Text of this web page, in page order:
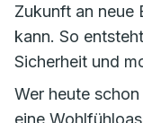
Zukunft an neue
kann. So
Sicherheit und
Wer heute
eine